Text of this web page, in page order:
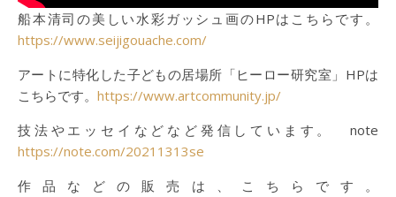
船本清司の美しい水彩ガッシュ画のHPはこちらです。
https://www.seijigouache.com/
アートに特化した子どもの居場所「ヒーロー研究室」HPは
こちらです。 https://www.artcommunity.jp/
技法やエッセイなどなど発信しています。 note
https://note.com/20211313se
作品などの販売は、こちらです。